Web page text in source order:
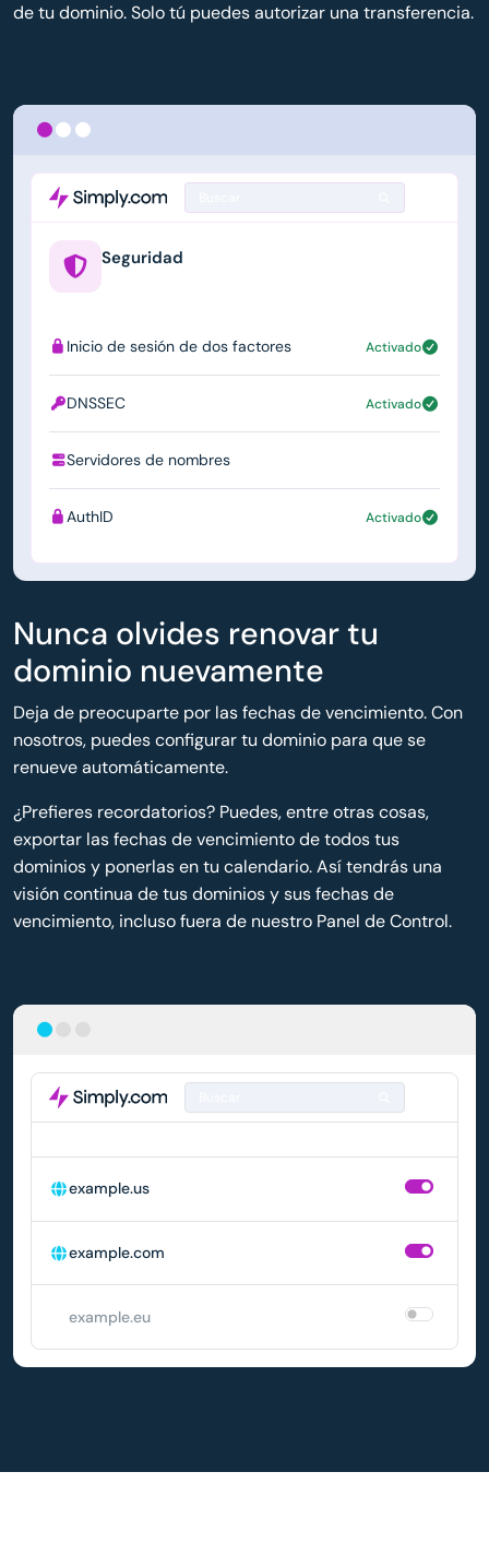
de tu dominio. Solo tú puedes autorizar una transferencia.
Seguridad
Inicio de sesión de dos factores Activado
DNSSEC Activado
Servidores de nombres
AuthID Activado
example.us
example.com
example.eu
Nunca olvides renovar tu
dominio nuevamente
Deja de preocuparte por las fechas de vencimiento. Con
nosotros, puedes configurar tu dominio para que se
renueve automáticamente.
¿Prefieres recordatorios? Puedes, entre otras cosas,
exportar las fechas de vencimiento de todos tus
dominios y ponerlas en tu calendario. Así tendrás una
visión continua de tus dominios y sus fechas de
vencimiento, incluso fuera de nuestro Panel de Control.